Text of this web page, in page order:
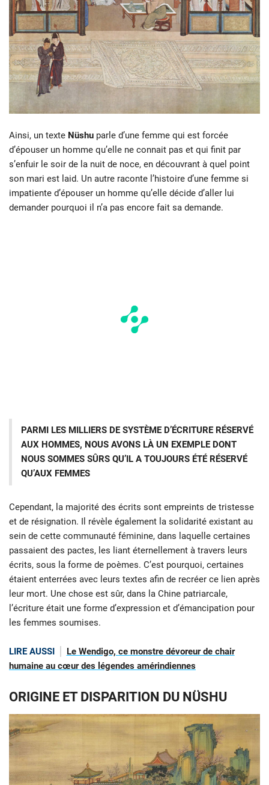
Ainsi, un texte Nüshu parle d’une femme qui est forcée
d’épouser un homme qu’elle ne connait pas et qui finit par
s’enfuir le soir de la nuit de noce, en découvrant à quel point
son mari est laid. Un autre raconte l’histoire d’une femme si
impatiente d’épouser un homme qu’elle décide d’aller lui
demander pourquoi il n’a pas encore fait sa demande.
PARMI LES MILLIERS DE SYSTÈME D’ÉCRITURE RÉSERVÉ
AUX HOMMES, NOUS AVONS LÀ UN EXEMPLE DONT
NOUS SOMMES SÛRS QU’IL A TOUJOURS ÉTÉ RÉSERVÉ
QU’AUX FEMMES
Cependant, la majorité des écrits sont empreints de tristesse
et de résignation. Il révèle également la solidarité existant au
sein de cette communauté féminine, dans laquelle certaines
passaient des pactes, les liant éternellement à travers leurs
écrits, sous la forme de poèmes. C’est pourquoi, certaines
étaient enterrées avec leurs textes afin de recréer ce lien après
leur mort. Une chose est sûr, dans la Chine patriarcale,
l’écriture était une forme d’expression et d’émancipation pour
les femmes soumises.
LIRE AUSSI
Le Wendigo, ce monstre dévoreur de chair
humaine au cœur des légendes amérindiennes
ORIGINE ET DISPARITION DU NÜSHU